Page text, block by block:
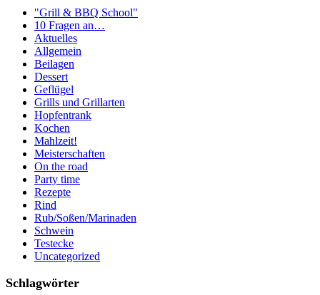
"Grill & BBQ School"
10 Fragen an…
Aktuelles
Allgemein
Beilagen
Dessert
Geflügel
Grills und Grillarten
Hopfentrank
Kochen
Mahlzeit!
Meisterschaften
On the road
Party time
Rezepte
Rind
Rub/Soßen/Marinaden
Schwein
Testecke
Uncategorized
Schlagwörter